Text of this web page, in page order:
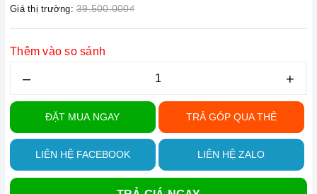
Giá thị trường: 39.500.000₫
Thêm vào so sánh
– +
ĐẶT MUA NGAY TRẢ GÓP QUA THẺ
LIÊN HỆ FACEBOOK LIÊN HỆ ZALO